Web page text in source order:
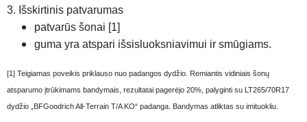
3. Išskirtinis patvarumas
patvarūs šonai [1]
guma yra atspari išsisluoksniavimui ir smūgiams.
[1] Teigiamas poveikis priklauso nuo padangos dydžio. Remiantis vidiniais šonų
atsparumo įtrūkimams bandymais, rezultatai pagerėjo 20%, palyginti su LT265/70R17
dydžio „BFGoodrich All-Terrain T/A KO“ padanga. Bandymas atliktas su imituokliu.